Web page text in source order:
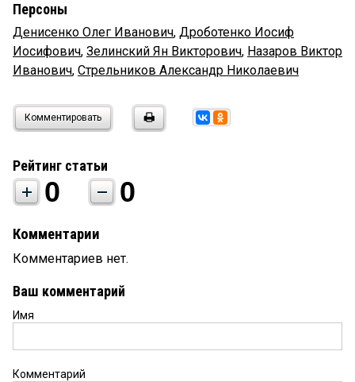
Персоны
Денисенко Олег Иванович, Дроботенко Иосиф
Иосифович, Зелинский Ян Викторович, Назаров Виктор
Иванович, Стрельников Александр Николаевич
Комментировать
Рейтинг статьи
0 0
Комментарии
Комментариев нет.
Ваш комментарий
Имя
Комментарий